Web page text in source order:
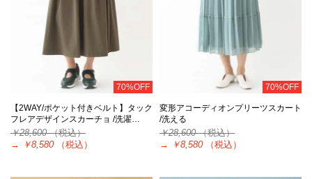
70%OFF
【2WAY/ポケット付きベルト】タック
フレアデザインスカーチョ /洗濯…
￥28,600（税込）
→
￥8,580 （税込）
70%OFF
変形アコーディオンプリーツスカート
/洗える
￥28,600（税込）
→
￥8,580 （税込）